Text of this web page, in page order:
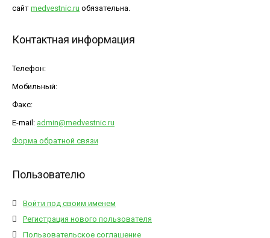
сайт medvestnic.ru обязательна.
Контактная информация
Телефон:
Мобильный:
Факс:
E-mail: admin@medvestnic.ru
Форма обратной связи
Пользователю
Войти под своим именем
Регистрация нового пользователя
Пользовательское соглашение